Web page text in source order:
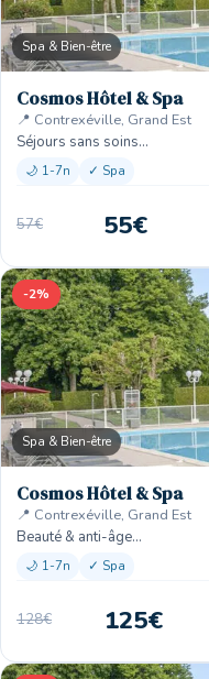
Spa & Bien-être
Cosmos Hôtel & Spa
📍 Contrexéville, Grand Est
Séjours sans soins…
🌙 1-7n ✓ Spa
57€ 55€
-2%
Spa & Bien-être
Cosmos Hôtel & Spa
📍 Contrexéville, Grand Est
Beauté & anti-âge…
🌙 1-7n ✓ Spa
128€ 125€